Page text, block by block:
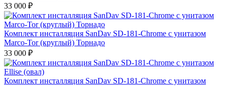
33 000 ₽
Комплект инсталляция SanDav SD-181-Chrome с унитазом
Marco-Tor (круглый) Торнадо
33 000 ₽
Комплект инсталляция SanDav SD-181-Chrome с унитазом